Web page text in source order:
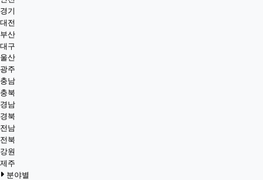
경기
대전
부산
대구
울산
광주
충남
충북
경남
경북
전남
전북
강원
제주
분야별